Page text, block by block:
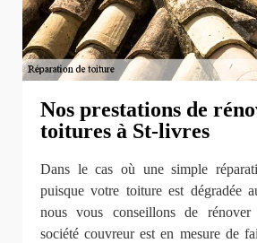
Nos prestations de
toitures à St-livres
Dans le cas où une simple
puisque votre toiture est dégradée
nous vous conseillons de
société couvreur est en mesure de